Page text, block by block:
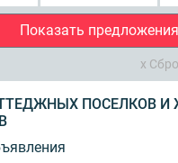
Показать предложения
x
ПОСЕЛКОВ